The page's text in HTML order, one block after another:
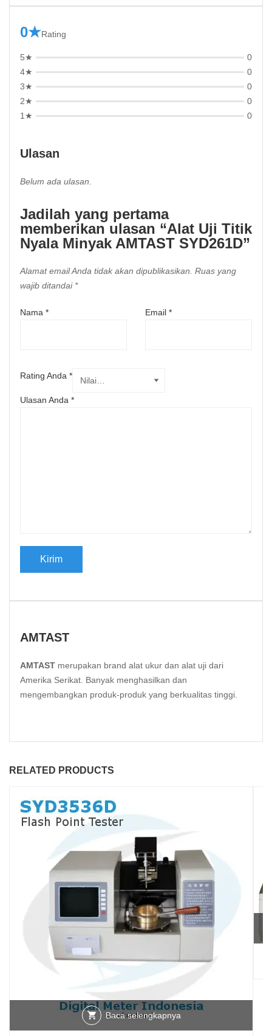
0★Rating
5★
0
4★
0
3★
0
2★
0
1★
0
Ulasan
Belum ada ulasan.
Jadilah yang pertama
memberikan ulasan “Alat Uji Titik
Nyala Minyak AMTAST SYD261D”
Alamat email Anda tidak akan dipublikasikan. Ruas yang
wajib ditandai *
Nama * Email *
Rating Anda *
Ulasan Anda *
AMTAST
AMTAST merupakan brand alat ukur dan alat uji dari
Amerika Serikat. Banyak menghasilkan dan
mengembangkan produk-produk yang berkualitas tinggi.
RELATED PRODUCTS
Baca selengkapnya